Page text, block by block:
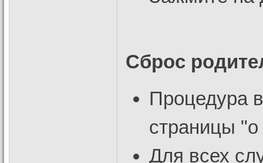
Сброс
Процедура
страницы "о
Для всех